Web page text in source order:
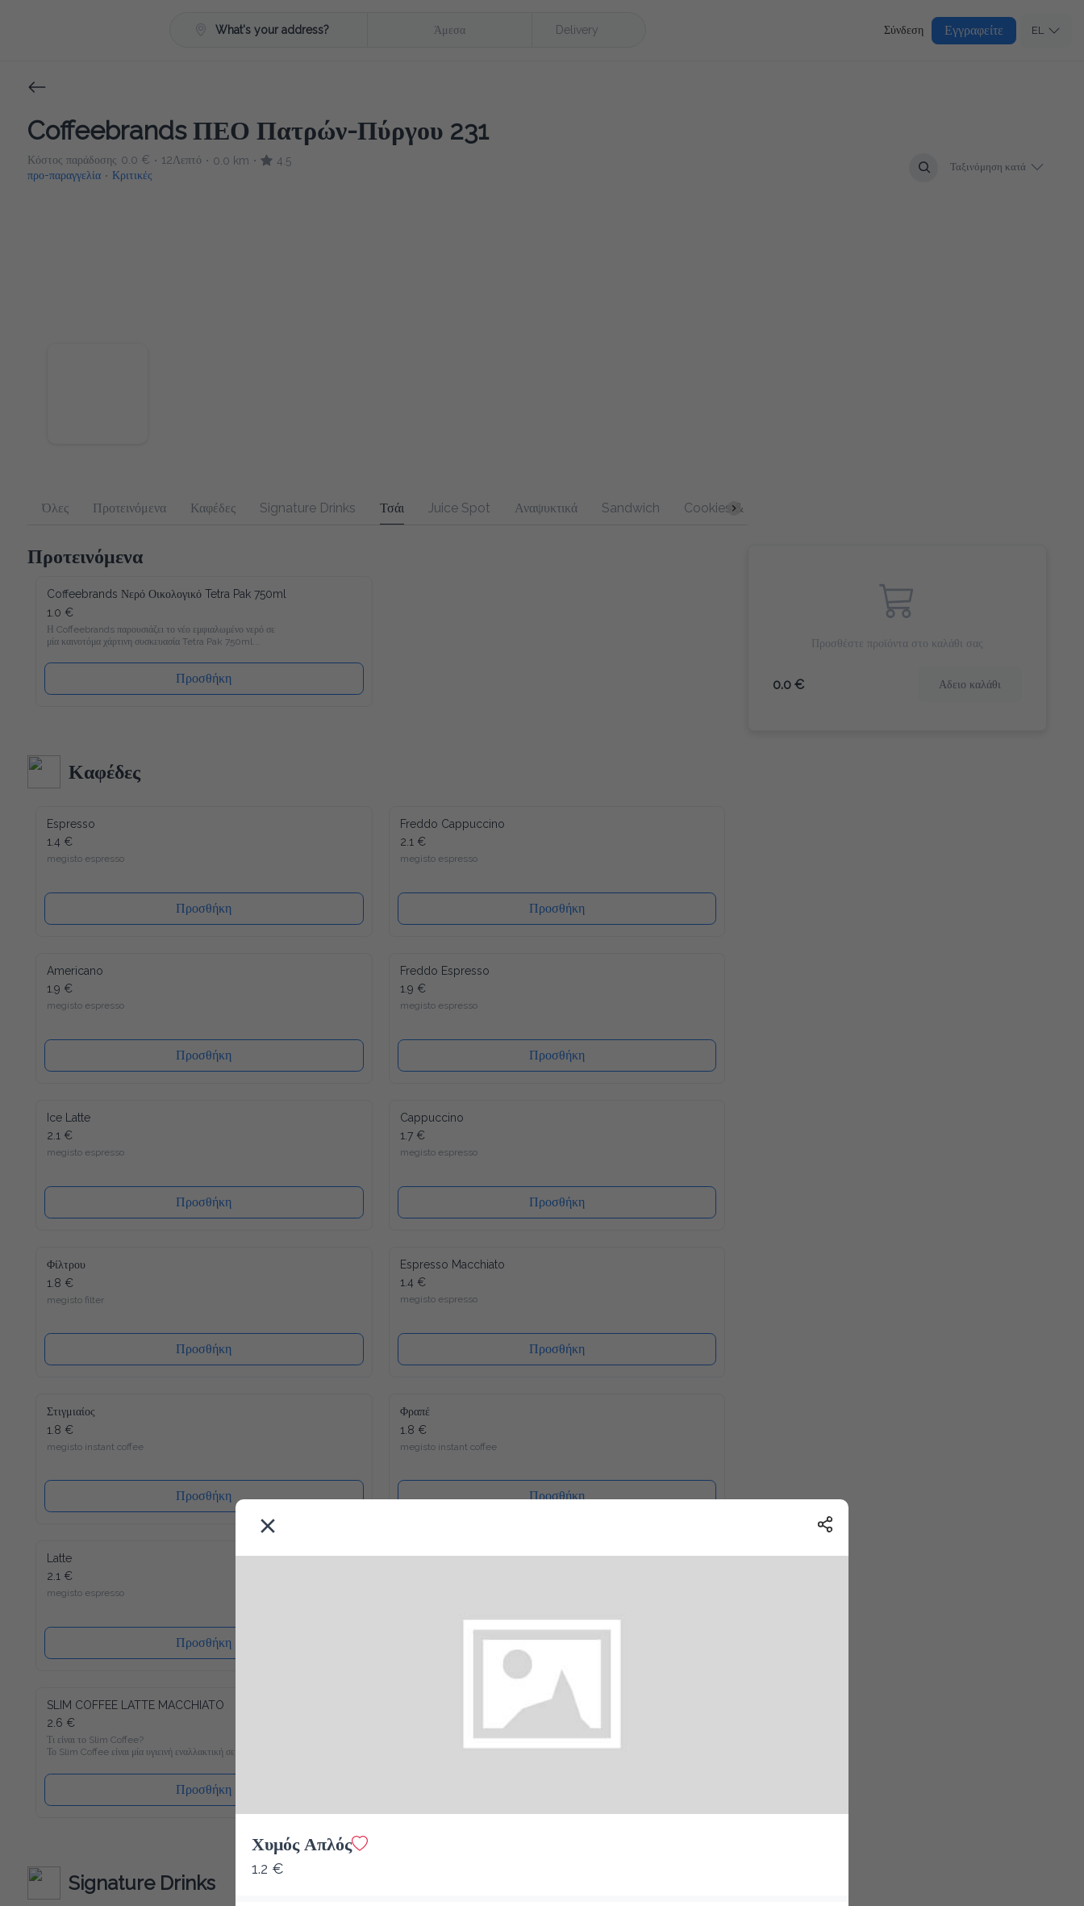
What's your address? Άμεσα Delivery Σύνδεση Εγγραφείτε EL
Coffeebrands ΠΕΟ Πατρών-Πύργου 231
Κόστος παράδοσης 0.0 € • 12Λεπτό • 0.0 km •
4.5
προ-παραγγελία • Κριτικές
Ταξινόμηση κατά
Όλες Προτεινόμενα Καφέδες Signature Drinks Τσάι Juice Spot Αναψυκτικά Sandwich Cookies & Bites
Προτεινόμενα
Coffeebrands Νερό Οικολογικό Tetra Pak 750ml
1.0 €
Η Coffeebrands παρουσιάζει το νέο εμφιαλωμένο νερό σε μία
καινοτόμα χάρτινη συσκευασία Tetra Pak 750ml.
Το νέο νερό Coffeebrands είναι πλούσιο σε μαγνήσιο με
ιδανικές αναλογίες μετάλλων και σε χάρτινη συσκευασία Tetra
Pak που θα επιτρέπει στους καταναλωτές μας να
απολαμβάνουν το εμφιαλωμένο νερό με νέο και φιλικό προς
το περιβάλλον τρόπο!
λιγότερο δυνατό αντίκτυπο στο περιβάλλον. Ενώ ένα άλλο
πλεονέκτημα είναι ότι το καπάκι κλείνει ξανά, μετά από κάθε
χρήση, έτσι ώστε το νερό να διατηρείται πάντα φρέσκο ​​και
Προσθήκη
Καφέδες
Espresso
1.4 €
megisto espresso
Προσθήκη
Freddo Cappuccino
2.1 €
megisto espresso
Προσθήκη
Americano
1.9 €
megisto espresso
Προσθήκη
Freddo Espresso
1.9 €
megisto espresso
Προσθήκη
Ice Latte
2.1 €
megisto espresso
Προσθήκη
Cappuccino
1.7 €
megisto espresso
Προσθήκη
Φίλτρου
1.8 €
megisto filter
Προσθήκη
Espresso Macchiato
1.4 €
megisto espresso
Προσθήκη
Στιγμιαίος
1.8 €
megisto instant coffee
Προσθήκη
Φραπέ
1.8 €
megisto instant coffee
Προσθήκη
Latte
2.1 €
megisto espresso
Προσθήκη
Ελληνικός
Προσθήκη
SLIM COFFEE LATTE MACCHIATO
2.6 €
Τι είναι το Slim Coffee?
Το Slim Coffee είναι μία υγιεινή εναλλακτική σε σχέση με τον
συνηθισμένο στιγμιαίο καφέ, ο οποίος είναι γεμάτος σε
ζάχαρη. Γνώριζες πως πχ. ένας κλασσικός στιγμιαίος καφές με
γάλα περιέχει περίπου 400 θερμίδες ανά 100 ml; Με μόνο 6
θερμίδες ανά 100 ml θα γίνει ο Slim Coffee Latte Macchiato το
καινούριο σου αγαπημένο ρόφημα για να ξεκινήσεις την ημέρα
Macchiato γεύση! Γλυκύτητα χωρίς τύψεις - και αυτό ακόμα
γεμάτο βιταμίνες και μέταλλα. Το Slim Coffee περιέχει επίσης
καφεΐνη.
Προσθήκη
Signature Drinks
Προσθέστε προϊόντα στο καλάθι σας
0.0 € Αδειο καλάθι
Χυμός Απλός
1.2 €